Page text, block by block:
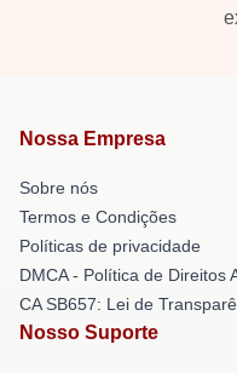
Nossa Empresa
Sobre nós
Termos e Condições
Políticas de privacidade
DMCA - Política de Direitos
CA SB657: Lei de
Nosso Suporte